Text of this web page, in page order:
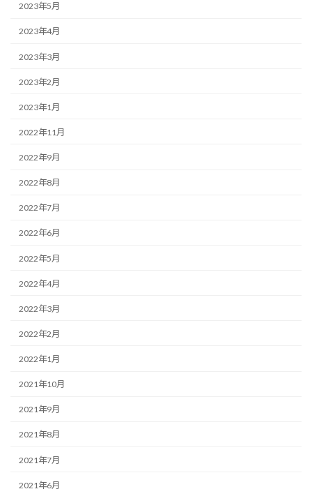
2023年5月
2023年4月
2023年3月
2023年2月
2023年1月
2022年11月
2022年9月
2022年8月
2022年7月
2022年6月
2022年5月
2022年4月
2022年3月
2022年2月
2022年1月
2021年10月
2021年9月
2021年8月
2021年7月
2021年6月